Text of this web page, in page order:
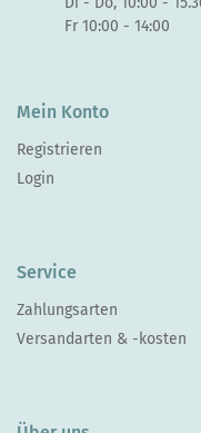
Fr 10:00 - 14:00
Mein Konto
Registrieren
Login
Service
Zahlungsarten
Versandarten & -kosten